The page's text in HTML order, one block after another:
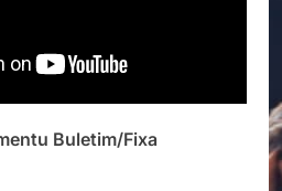
Buletim/Fixa